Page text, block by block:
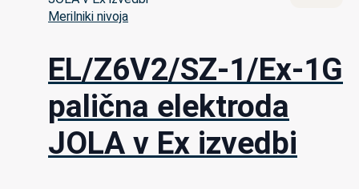
Merilniki nivoja
EL/Z6V2/SZ-1/Ex-1G
palična elektroda
JOLA v Ex izvedbi